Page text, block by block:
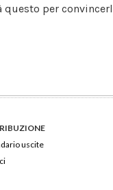
questo per
uscite